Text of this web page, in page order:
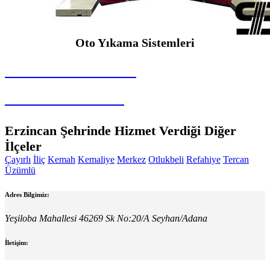
Oto Yıkama Sistemleri
Erzincan Şehrinde Hizmet Verdiği Diğer
İlçeler
Çayırlı İliç Kemah Kemaliye Merkez Otlukbeli Refahiye Tercan
Üzümlü
Adres Bilgimiz:
Yeşiloba Mahallesi 46269 Sk No:20/A Seyhan/Adana
İletişim: